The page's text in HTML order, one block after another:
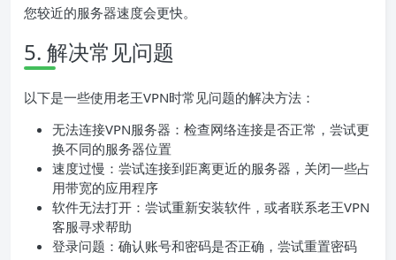
您较近的服务器速度会更快。
5. 解决常见问题
以下是一些使用老王VPN时常见问题的解决方法：
无法连接VPN服务器：检查网络连接是否正常，尝试更
换不同的服务器位置
速度过慢：尝试连接到距离更近的服务器，关闭一些占
用带宽的应用程序
软件无法打开：尝试重新安装软件，或者联系老王VPN
客服寻求帮助
登录问题：确认账号和密码是否正确，尝试重置密码